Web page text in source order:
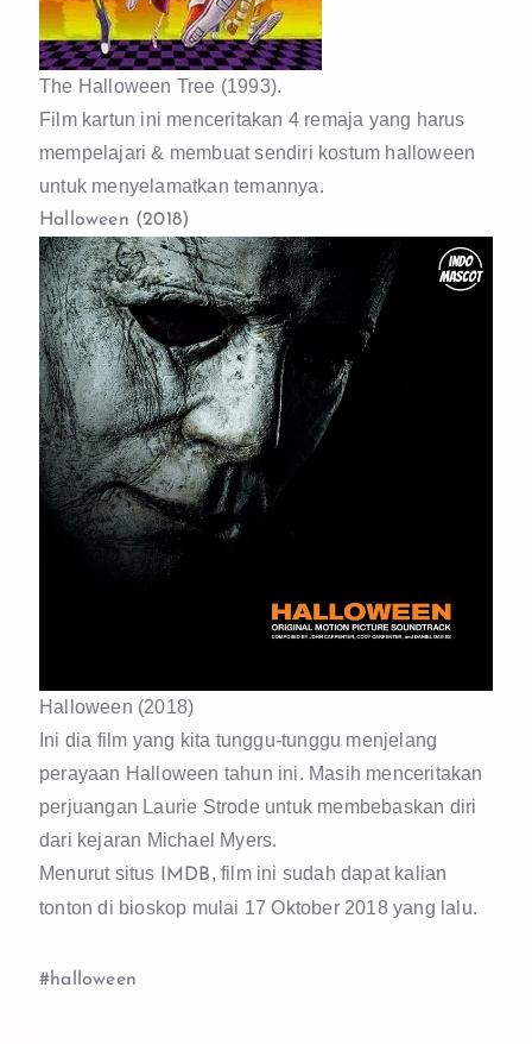
The Halloween Tree (1993).
Film kartun ini menceritakan 4 remaja yang harus
mempelajari & membuat sendiri kostum halloween
untuk menyelamatkan temannya.
Halloween (2018)
Halloween (2018)
Ini dia film yang kita tunggu-tunggu menjelang
perayaan Halloween tahun ini. Masih menceritakan
perjuangan Laurie Strode untuk membebaskan diri
dari kejaran Michael Myers.
Menurut situs IMDB, film ini sudah dapat kalian
tonton di bioskop mulai 17 Oktober 2018 yang lalu.
#halloween